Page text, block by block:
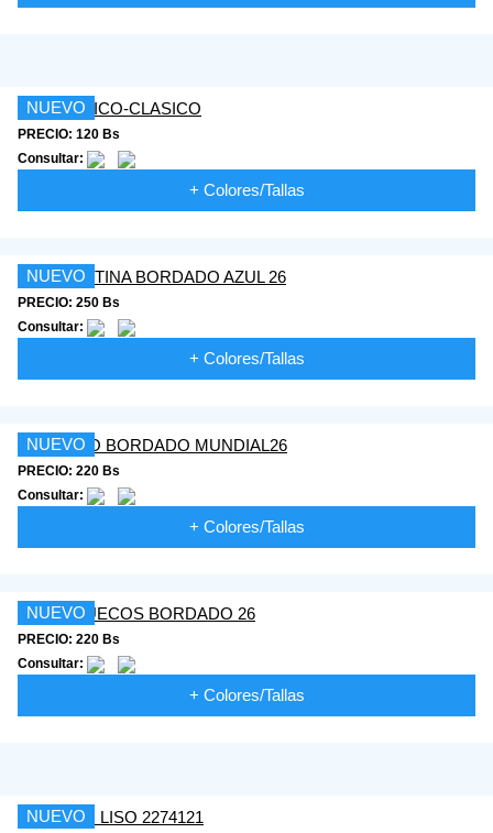
NUEVO
PRECIO: 120 Bs
Consultar:
+ Colores/Tallas
NUEVO
PRECIO: 250 Bs
Consultar:
+ Colores/Tallas
NUEVO
PRECIO: 220 Bs
Consultar:
+ Colores/Tallas
NUEVO
PRECIO: 220 Bs
Consultar:
+ Colores/Tallas
NUEVO